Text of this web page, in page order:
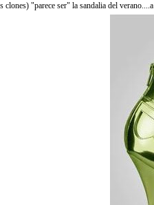
clones) "parece ser" la sandalia del